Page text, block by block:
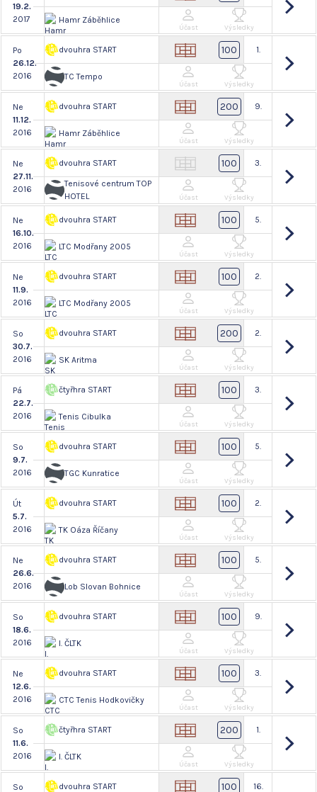
19.2.
2017
Hamr Záběhlice
Účast Výsledky
Po
26.12.
2016
dvouhra START
TC Tempo
100 1.
Účast Výsledky
Ne
11.12.
2016
dvouhra START
Hamr Záběhlice
200 9.
Účast Výsledky
Ne
27.11.
2016
dvouhra START
Tenisové centrum TOP
HOTEL
100 3.
Účast Výsledky
Ne
16.10.
2016
dvouhra START
LTC Modřany 2005
100 5.
Účast Výsledky
Ne
11.9.
2016
dvouhra START
LTC Modřany 2005
100 2.
Účast Výsledky
So
30.7.
2016
dvouhra START
SK Aritma
200 2.
Účast Výsledky
Pá
22.7.
2016
čtyřhra START
Tenis Cibulka
100 3.
Účast Výsledky
So
9.7.
2016
dvouhra START
TGC Kunratice
100 5.
Účast Výsledky
Út
5.7.
2016
dvouhra START
TK Oáza Říčany
100 2.
Účast Výsledky
Ne
26.6.
2016
dvouhra START
Lob Slovan Bohnice
100 5.
Účast Výsledky
So
18.6.
2016
dvouhra START
I. ČLTK
100 9.
Účast Výsledky
Ne
12.6.
2016
dvouhra START
CTC Tenis Hodkovičky
100 3.
Účast Výsledky
So
11.6.
2016
čtyřhra START
I. ČLTK
200 1.
Účast Výsledky
So dvouhra START 100 16.